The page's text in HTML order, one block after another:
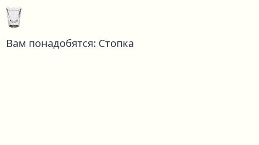
Вам понадобятся: Стопка